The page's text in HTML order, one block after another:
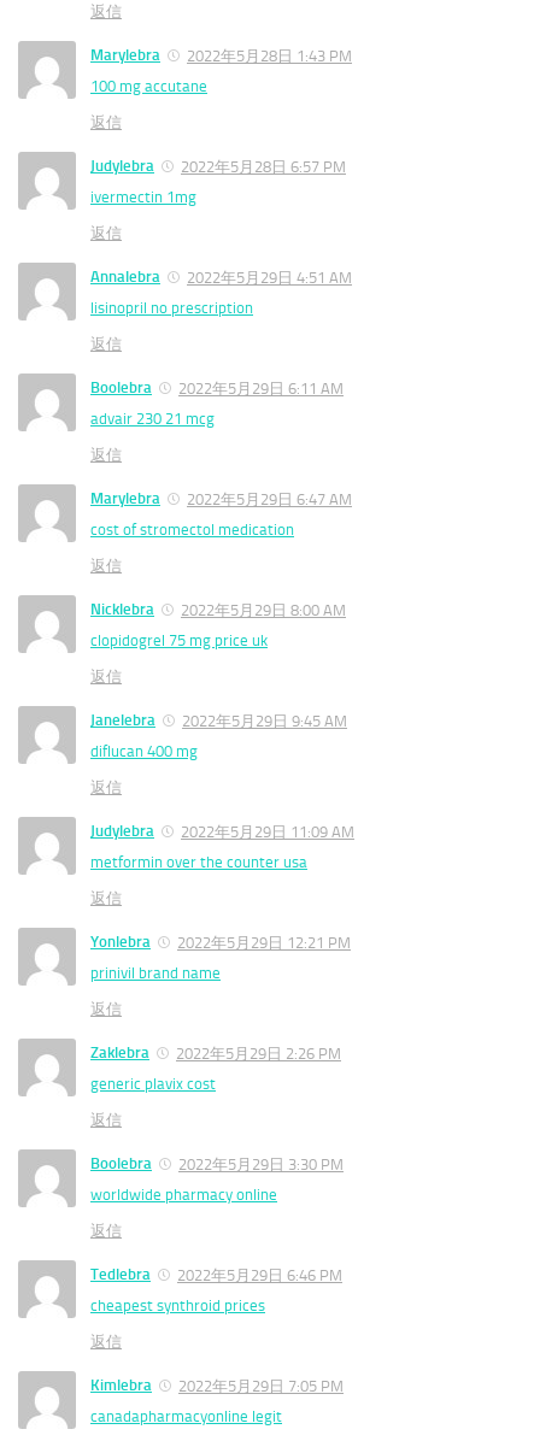
返信
Marylebra
2022年5月28日 1:43 PM
100 mg accutane
返信
Judylebra
2022年5月28日 6:57 PM
ivermectin 1mg
返信
Annalebra
2022年5月29日 4:51 AM
lisinopril no prescription
返信
Boolebra
2022年5月29日 6:11 AM
advair 230 21 mcg
返信
Marylebra
2022年5月29日 6:47 AM
cost of stromectol medication
返信
Nicklebra
2022年5月29日 8:00 AM
clopidogrel 75 mg price uk
返信
Janelebra
2022年5月29日 9:45 AM
diflucan 400 mg
返信
Judylebra
2022年5月29日 11:09 AM
metformin over the counter usa
返信
Yonlebra
2022年5月29日 12:21 PM
prinivil brand name
返信
Zaklebra
2022年5月29日 2:26 PM
generic plavix cost
返信
Boolebra
2022年5月29日 3:30 PM
worldwide pharmacy online
返信
Tedlebra
2022年5月29日 6:46 PM
cheapest synthroid prices
返信
Kimlebra
2022年5月29日 7:05 PM
canadapharmacyonline legit